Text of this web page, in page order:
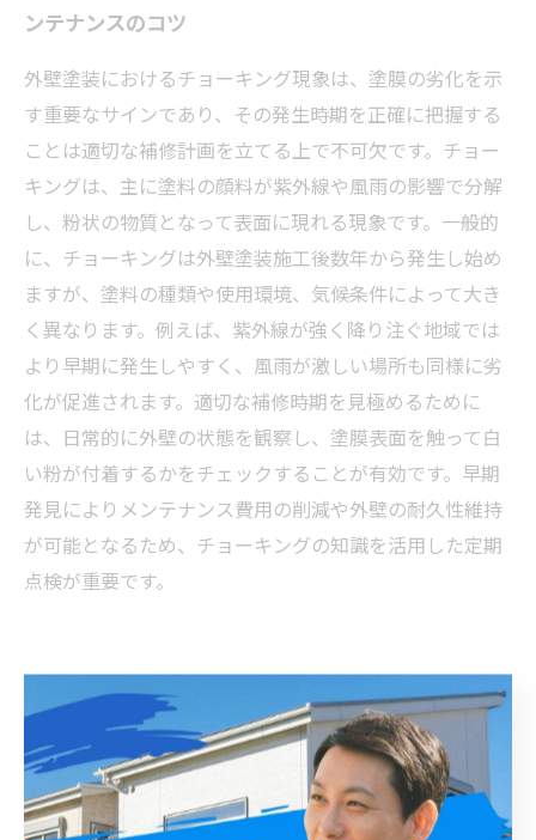
ンテナンスのコツ
外壁塗装におけるチョーキング現象は、塗膜の劣化を示
す重要なサインであり、その発生時期を正確に把握する
ことは適切な補修計画を立てる上で不可欠です。チョー
キングは、主に塗料の顔料が紫外線や風雨の影響で分解
し、粉状の物質となって表面に現れる現象です。一般的
に、チョーキングは外壁塗装施工後数年から発生し始め
ますが、塗料の種類や使用環境、気候条件によって大き
く異なります。例えば、紫外線が強く降り注ぐ地域では
より早期に発生しやすく、風雨が激しい場所も同様に劣
化が促進されます。適切な補修時期を見極めるために
は、日常的に外壁の状態を観察し、塗膜表面を触って白
い粉が付着するかをチェックすることが有効です。早期
発見によりメンテナンス費用の削減や外壁の耐久性維持
が可能となるため、チョーキングの知識を活用した定期
点検が重要です。
外壁の美観と耐久性を守るために：チョーキング対策
の最終まとめ
外壁塗装におけるチョーキングは、塗装表面の粉状化現
象であり、紫外線や風雨などの環境要因によって塗膜の